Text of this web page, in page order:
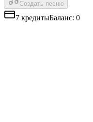
Создать песню
7 кредитыБаланс: 0